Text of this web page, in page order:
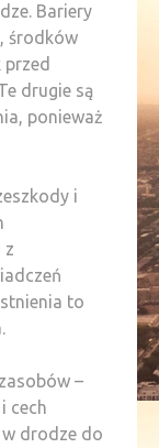
Bariery
środków
drugie są
ponieważ
i
z
to
–
cech
drodze do